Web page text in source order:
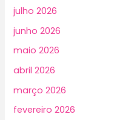
julho 2026
junho 2026
maio 2026
abril 2026
março 2026
fevereiro 2026